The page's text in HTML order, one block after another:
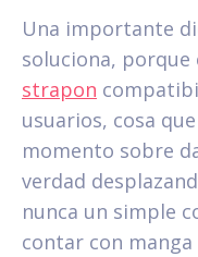
Una importante
soluciona, porque
strapon
usuarios, cosa
momento sobre
verdad
nunca un simple
contar con